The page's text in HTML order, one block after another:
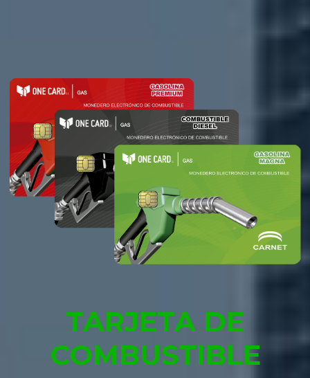
TARJETA DE
COMBUSTIBLE